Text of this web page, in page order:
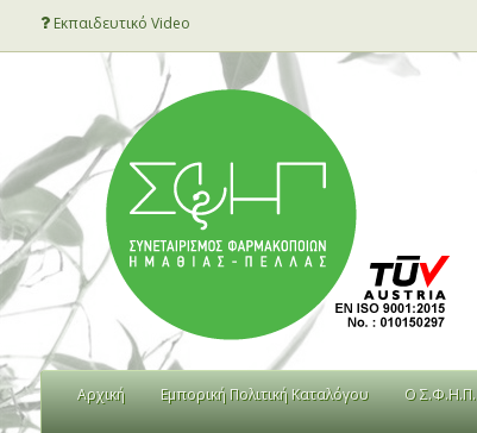
Εκπαιδευτικό Video
Αρχική Εμπορική Πολιτική Καταλόγου Ο Σ.Φ.Η.Π.